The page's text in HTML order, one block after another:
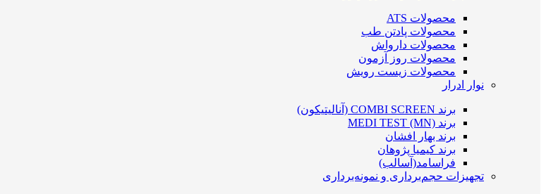
محصولات ATS
محصولات پادتن طب
محصولات دارواش
محصولات روز آزمون
محصولات زیست رویش
نوار ادرار
برند COMBI SCREEN (آنالیتیکون)
برند MEDI TEST (MN)
برند بهار افشان
برند کیمیا پژوهان
فراسامد(آسالب)
تجهیزات حجم‌برداری و نمونه‌برداری